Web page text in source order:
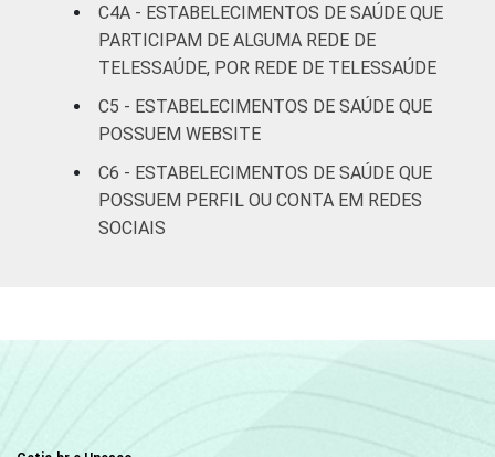
Interior
Estudos para o Desenvolvimento da
Sociedade da Informação (Cetic.br),
Pesquisa sobre o uso das tecnologias de
informação e comunicação nos
estabelecimentos de saúde brasileiros – TIC
C4A - ESTABELECIMENTOS DE SAÚDE QUE
PARTICIPAM DE ALGUMA REDE DE
TELESSAÚDE, POR REDE DE TELESSAÚDE
C5 - ESTABELECIMENTOS DE SAÚDE QUE
POSSUEM WEBSITE
C6 - ESTABELECIMENTOS DE SAÚDE QUE
POSSUEM PERFIL OU CONTA EM REDES
SOCIAIS